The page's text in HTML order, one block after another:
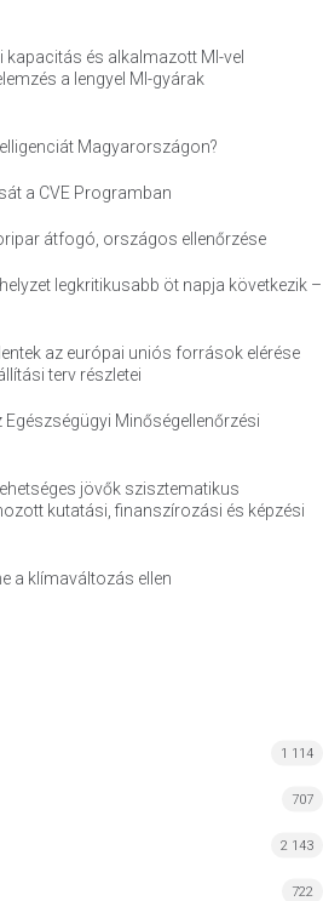
és alkalmazott MI-vel
a lengyel MI-gyárak
Magyarországon?
a CVE Programban
átfogó, országos ellenőrzése
legkritikusabb öt napja következik –
az európai uniós források elérése
terv részletei
Minőségellenőrzési
jövők szisztematikus
kutatási, finanszírozási és képzési
a klímaváltozás ellen
1 114
707
2 143
722